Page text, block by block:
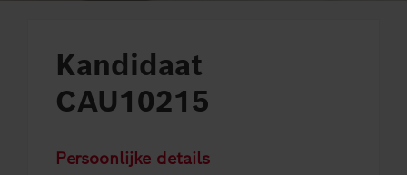
Kandidaat
CAU10215
Persoonlijke details